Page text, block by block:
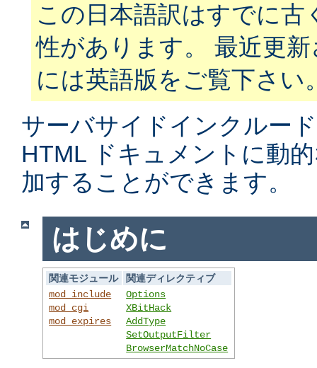
この日本語訳はすでに古
性があります。 最近更
には英語版をご覧下さい
サーバサイドインクルー
HTML ドキュメントに動
加することができます。
はじめに
関連モジュール
関連ディレクティブ
mod_include
mod_cgi
mod_expires
Options
XBitHack
AddType
SetOutputFilter
BrowserMatchNoCase